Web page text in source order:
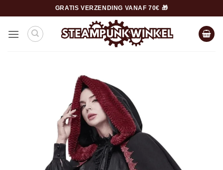
naar
inhoud
GRATIS VERZENDING VANAF 70€ 🎁